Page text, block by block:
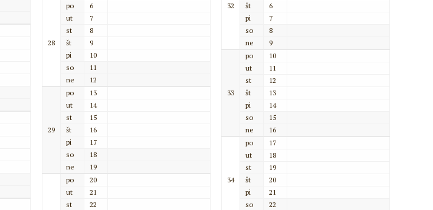
28
po
6
ut
7
st
8
št
9
pi
10
so
11
ne
12
29
po
13
ut
14
st
15
št
16
pi
17
so
18
ne
19
po
20
ut
21
st
22
32
št
6
pi
7
so
8
ne
9
33
po
10
ut
11
st
12
št
13
pi
14
so
15
ne
16
34
po
17
ut
18
st
19
št
20
pi
21
so
22